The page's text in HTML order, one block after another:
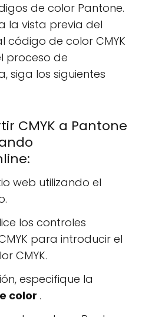
de color Pantone.
la vista previa del
código de color CMYK
proceso de
siga los siguientes
CMYK a Pantone
web utilizando el
los controles
para introducir el
CMYK.
especifique la
color.